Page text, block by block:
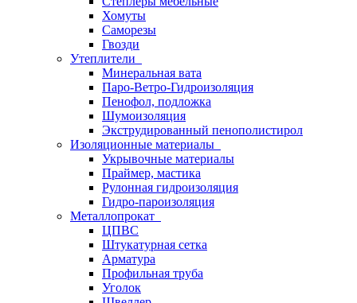
Хомуты
Саморезы
Гвозди
Утеплители
Минеральная вата
Паро-Ветро-Гидроизоляция
Пенофол, подложка
Шумоизоляция
Экструдированный пенополистирол
Изоляционные материалы
Укрывочные материалы
Праймер, мастика
Рулонная гидроизоляция
Гидро-пароизоляция
Металлопрокат
ЦПВС
Штукатурная сетка
Арматура
Профильная труба
Уголок